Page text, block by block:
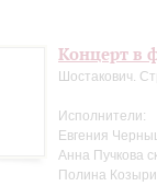
Концерт в
Шостакович.
Исполнители:
Евгения
Анна Пучкова
Полина